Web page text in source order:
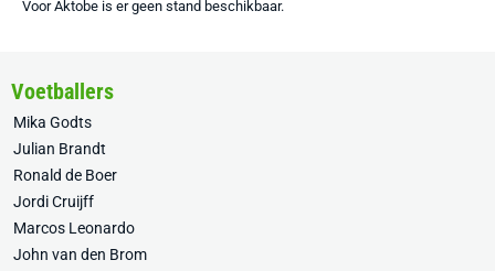
Voor Aktobe is er geen stand beschikbaar.
Voetballers
Mika Godts
Julian Brandt
Ronald de Boer
Jordi Cruijff
Marcos Leonardo
John van den Brom